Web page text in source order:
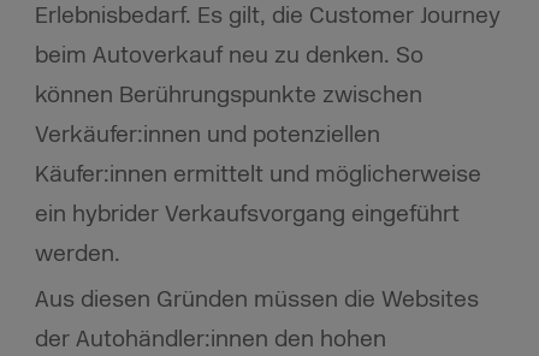
Erlebnisbedarf. Es gilt, die Customer Journey
beim Autoverkauf neu zu denken. So
können Berührungspunkte zwischen
Verkäufer:innen und potenziellen
Käufer:innen ermittelt und möglicherweise
ein hybrider Verkaufsvorgang eingeführt
werden.
Aus diesen Gründen müssen die Websites
der Autohändler:innen den hohen